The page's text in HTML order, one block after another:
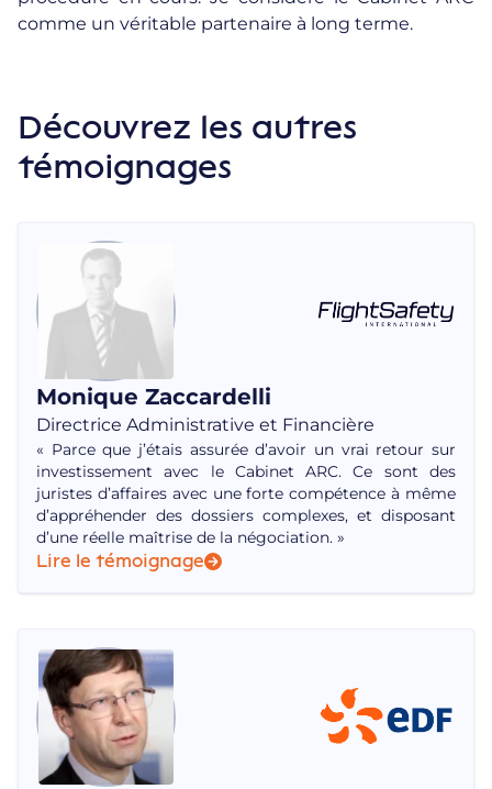
comme un véritable partenaire à long terme.
Découvrez les autres
témoignages
Monique Zaccardelli
Directrice Administrative et Financière
« Parce que j’étais assurée d’avoir un vrai retour sur
investissement avec le Cabinet ARC. Ce sont des
juristes d’affaires avec une forte compétence à même
d’appréhender des dossiers complexes, et disposant
d’une réelle maîtrise de la négociation. »
Lire le témoignage